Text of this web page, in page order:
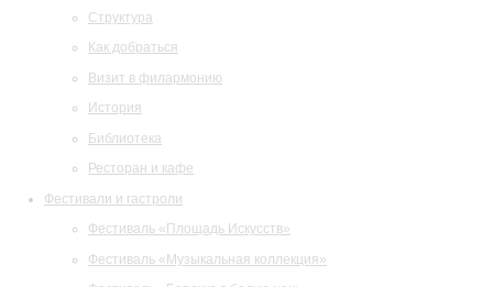
Структура
Как добраться
Визит в филармонию
История
Библиотека
Ресторан и кафе
Фестивали и гастроли
Фестиваль «Площадь Искусств»
Фестиваль «Музыкальная коллекция»